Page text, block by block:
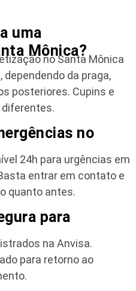
uma
Mônica?
no Santa Mônica
dependendo da praga,
posteriores. Cupins e
no
24h para urgências em
entrar em contato e
quanto antes.
para
na Anvisa.
para retorno ao